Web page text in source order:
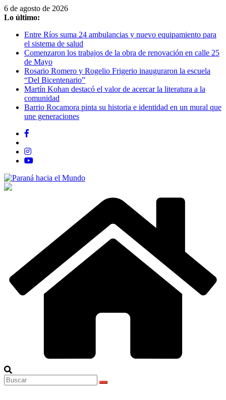
Saltar
al
6 de agosto de 2026
Lo último:
Entre Ríos suma 24 ambulancias y nuevo equipamiento para
el sistema de salud
Comenzaron los trabajos de la obra de renovación en calle 25
de Mayo
Rosario Romero y Rogelio Frigerio inauguraron la escuela
“Del Bicentenario”
Martín Kohan destacó el valor de acercar la literatura a la
comunidad
Barrio Rocamora pinta su historia e identidad en un mural que
une generaciones